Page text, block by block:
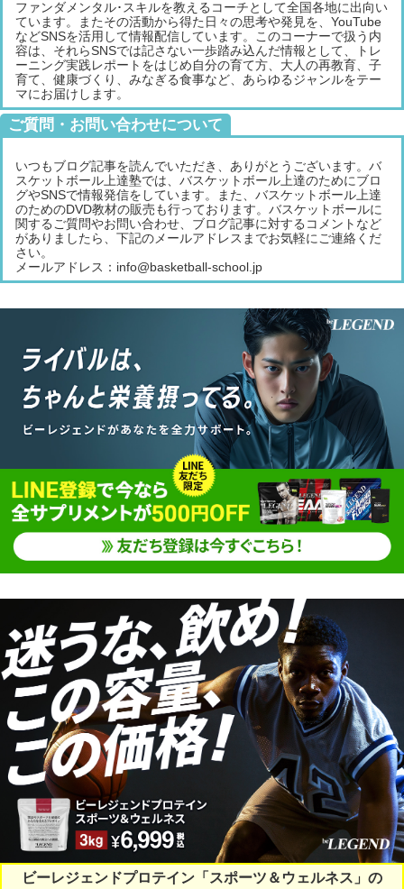
ファンダメンタル･スキルを教えるコーチとして全国各地に出向い
ています。またその活動から得た日々の思考や発見を、YouTube
などSNSを活用して情報配信しています。このコーナーで扱う内
容は、それらSNSでは記さない一歩踏み込んだ情報として、トレ
ーニング実践レポートをはじめ自分の育て方、大人の再教育、子
育て、健康づくり、みなぎる食事など、あらゆるジャンルをテー
マにお届けします。
ご質問・お問い合わせについて
いつもブログ記事を読んでいただき、ありがとうございます。バ
スケットボール上達塾では、バスケットボール上達のためにブロ
グやSNSで情報発信をしています。また、バスケットボール上達
のためのDVD教材の販売も行っております。バスケットボールに
関するご質問やお問い合わせ、ブログ記事に対するコメントなど
がありましたら、下記のメールアドレスまでお気軽にご連絡くだ
さい。
メールアドレス：info@basketball-school.jp
ビーレジェンドプロテイン「スポーツ＆ウェルネス」の